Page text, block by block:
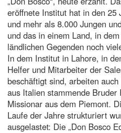
eröffnete Institut hat in den 25
und mehr als 8.000 Jungen
und das in einem Land, in
ländlichen Gegenden noch
In dem Institut in Lahore, in
Helfer und Mitarbeiter der
beschäftigt sind, arbeiten
aus Italien stammende
Missionar aus dem Piemont.
Laufe der Jahre strukturiert
ausgelastet: Die „Don Bosco